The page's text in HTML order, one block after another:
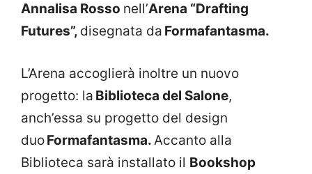
Annalisa Rosso nell’Arena “Drafting
Futures”, disegnata da Formafantasma.
L’Arena accoglierà inoltre un nuovo
progetto: la Biblioteca del Salone,
anch’essa su progetto del design
duoFormafantasma.Accanto alla
Biblioteca sarà installato il Bookshop